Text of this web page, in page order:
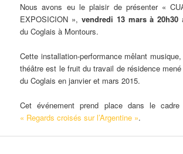
Nous avons eu le plaisir de présenter «
EXPOSICION », vendredi 13 mars à 20h30
du Coglais à Montours.
Cette installation-performance mêlant
théâtre est le fruit du travail de résidence
du Coglais en janvier et mars 2015.
Cet événement prend place dans le
« Regards croisés sur l’Argentine ».